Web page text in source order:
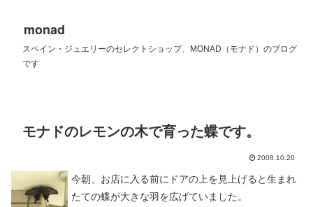
monad
スペイン・ジュエリーのセレクトショップ、MONAD（モナド）のブログ
です
モナドのレモンの木で育った蝶です。
2008.10.20
今朝、お店に入る前にドアの上を見上げると生まれ
たての蝶が大きな羽を広げていました。